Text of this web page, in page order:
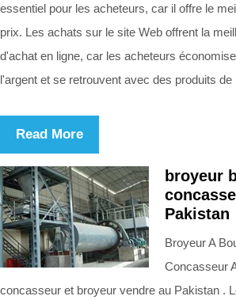
essentiel pour les acheteurs, car il offre le
prix. Les achats sur le site Web offrent la
d'achat en ligne, car les acheteurs
l'argent et se retrouvent avec des produits de
Read More
broyeur
Pakistan
Broyeur A
Concasseur
concasseur et broyeur vendre au Pakistan .